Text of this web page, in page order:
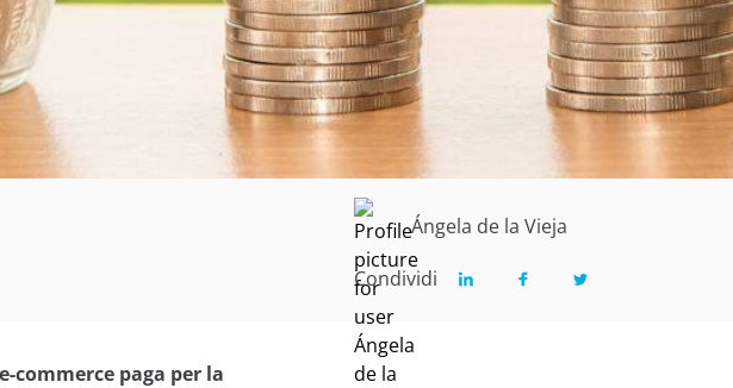
Ángela de la Vieja
Condividi
commerce paga per la